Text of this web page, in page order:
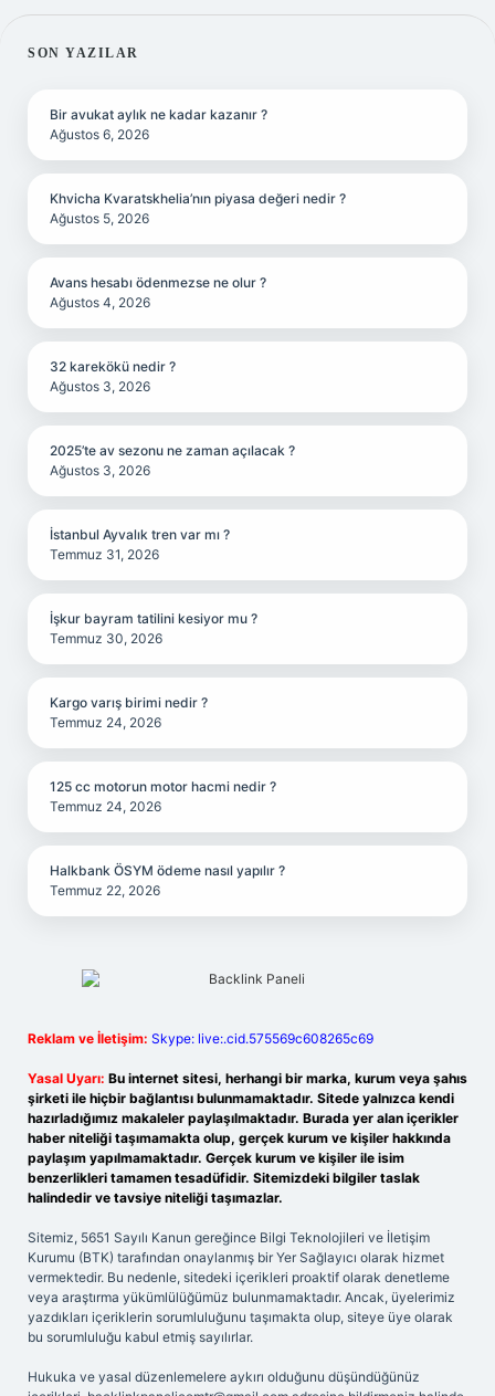
SIDEBAR
SON YAZILAR
Bir avukat aylık ne kadar kazanır ?
Ağustos 6, 2026
Khvicha Kvaratskhelia’nın piyasa değeri nedir ?
Ağustos 5, 2026
Avans hesabı ödenmezse ne olur ?
Ağustos 4, 2026
32 karekökü nedir ?
Ağustos 3, 2026
2025’te av sezonu ne zaman açılacak ?
Ağustos 3, 2026
İstanbul Ayvalık tren var mı ?
Temmuz 31, 2026
İşkur bayram tatilini kesiyor mu ?
Temmuz 30, 2026
Kargo varış birimi nedir ?
Temmuz 24, 2026
125 cc motorun motor hacmi nedir ?
Temmuz 24, 2026
Halkbank ÖSYM ödeme nasıl yapılır ?
Temmuz 22, 2026
Reklam ve İletişim: Skype: live:.cid.575569c608265c69
Yasal Uyarı: Bu internet sitesi, herhangi bir marka, kurum veya şahıs
şirketi ile hiçbir bağlantısı bulunmamaktadır. Sitede yalnızca kendi
hazırladığımız makaleler paylaşılmaktadır. Burada yer alan içerikler
haber niteliği taşımamakta olup, gerçek kurum ve kişiler hakkında
paylaşım yapılmamaktadır. Gerçek kurum ve kişiler ile isim
benzerlikleri tamamen tesadüfidir. Sitemizdeki bilgiler taslak
halindedir ve tavsiye niteliği taşımazlar.
Sitemiz, 5651 Sayılı Kanun gereğince Bilgi Teknolojileri ve İletişim
Kurumu (BTK) tarafından onaylanmış bir Yer Sağlayıcı olarak hizmet
vermektedir. Bu nedenle, sitedeki içerikleri proaktif olarak denetleme
veya araştırma yükümlülüğümüz bulunmamaktadır. Ancak, üyelerimiz
yazdıkları içeriklerin sorumluluğunu taşımakta olup, siteye üye olarak
bu sorumluluğu kabul etmiş sayılırlar.
Hukuka ve yasal düzenlemelere aykırı olduğunu düşündüğünüz